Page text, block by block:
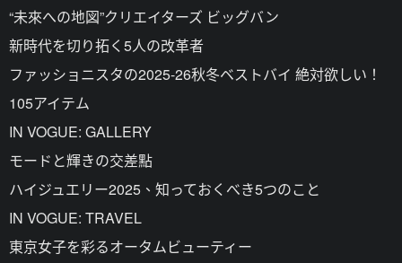
“未來への地図”クリエイターズ ビッグバン
新時代を切り拓く5人の改革者
ファッショニスタの2025-26秋冬ベストバイ 絶対欲しい！
105アイテム
IN VOGUE: GALLERY
モードと輝きの交差點
ハイジュエリー2025、知っておくべき5つのこと
IN VOGUE: TRAVEL
東京女子を彩るオータムビューティー